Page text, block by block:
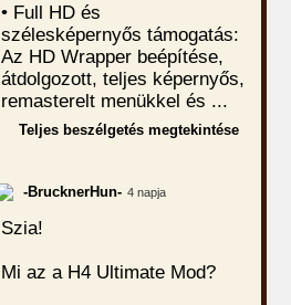
• Full HD és
szélesképernyős támogatás:
Az HD Wrapper beépítése,
átdolgozott, teljes képernyős,
remasterelt menükkel és ...
Teljes beszélgetés megtekintése
-BrucknerHun- 4 napja
Szia!
Mi az a H4 Ultimate Mod?